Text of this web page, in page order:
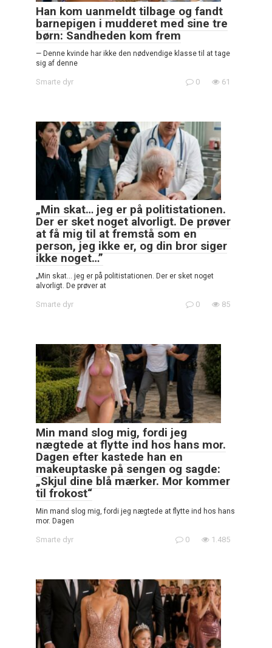
Han kom uanmeldt tilbage og fandt
barnepigen i mudderet med sine tre
børn: Sandheden kom frem
— Denne kvinde har ikke den nødvendige klasse til at tage
sig af denne
Smarte dyr 0 61
„Min skat… jeg er på politistationen.
Der er sket noget alvorligt. De prøver
at få mig til at fremstå som en
person, jeg ikke er, og din bror siger
ikke noget…”
„Min skat… jeg er på politistationen. Der er sket noget
alvorligt. De prøver at
Smarte dyr 0 85
Min mand slog mig, fordi jeg
nægtede at flytte ind hos hans mor.
Dagen efter kastede han en
makeuptaske på sengen og sagde:
„Skjul dine blå mærker. Mor kommer
til frokost“
Min mand slog mig, fordi jeg nægtede at flytte ind hos hans
mor. Dagen
Smarte dyr 0 1.485